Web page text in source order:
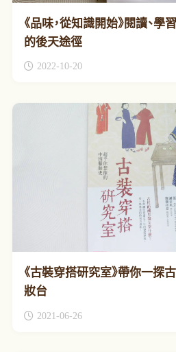
《品味，從知識開始》閱讀、
的後天途徑
2022-10-20
《古裝穿搭研究室》帶你一探
妝台
2021-06-26